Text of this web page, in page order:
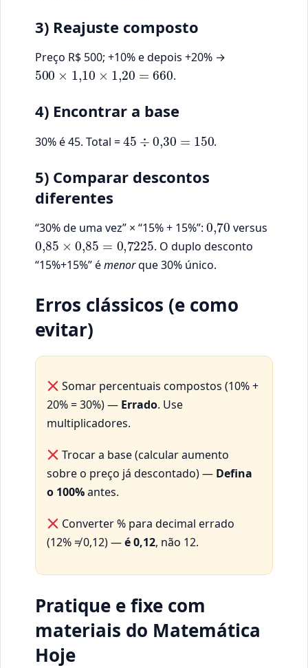
3) Reajuste composto
Preço R$ 500; +10% e depois +20% →
500× 1,10×1 20=660
.
4) Encontrar a base
30% é 45. Total =
45
.
5) Comparar descontos
diferentes
“30% de uma vez” × “15% + 15%”:
0 70
versus
0,85×0,85= 0,7225
. O duplo desconto
“15%+15%” émenorque 30% único.
Erros clássicos (e como
evitar)
Somar percentuais compostos (10% +
20% = 30%) — Errado. Use
multiplicadores.
Trocar a base (calcular aumento
sobre o preço já descontado) — Defina
o 100%antes.
Converter % para decimal errado
(12% ≠ 0,12) —é 0,12, não 12.
Pratique e fixe com
materiais do Matemática
Hoje